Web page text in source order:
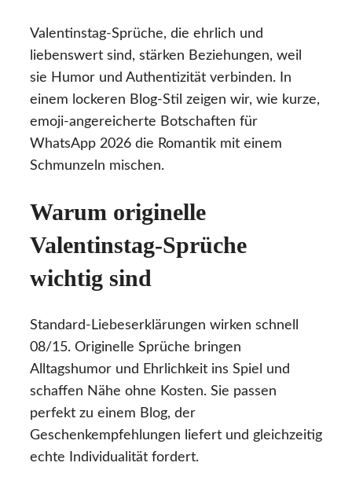
Valentinstag-Sprüche, die ehrlich und
liebenswert sind, stärken Beziehungen, weil
sie Humor und Authentizität verbinden. In
einem lockeren Blog-Stil zeigen wir, wie kurze,
emoji-angereicherte Botschaften für
WhatsApp 2026 die Romantik mit einem
Schmunzeln mischen.
Warum originelle
Valentinstag-Sprüche
wichtig sind
Standard-Liebeserklärungen wirken schnell
08/15. Originelle Sprüche bringen
Alltagshumor und Ehrlichkeit ins Spiel und
schaffen Nähe ohne Kosten. Sie passen
perfekt zu einem Blog, der
Geschenkempfehlungen liefert und gleichzeitig
echte Individualität fordert.